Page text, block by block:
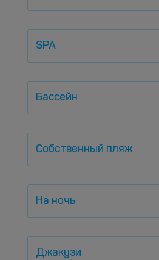
SPA
Бассейн
Собственный пляж
На ночь
Джакузи